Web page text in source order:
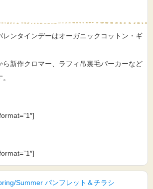
レンタインデーはオーガニックコットン・ギ
ら新作クロマー、ラフィ吊裏毛パーカーなど
Summer パンフレット＆チラシ